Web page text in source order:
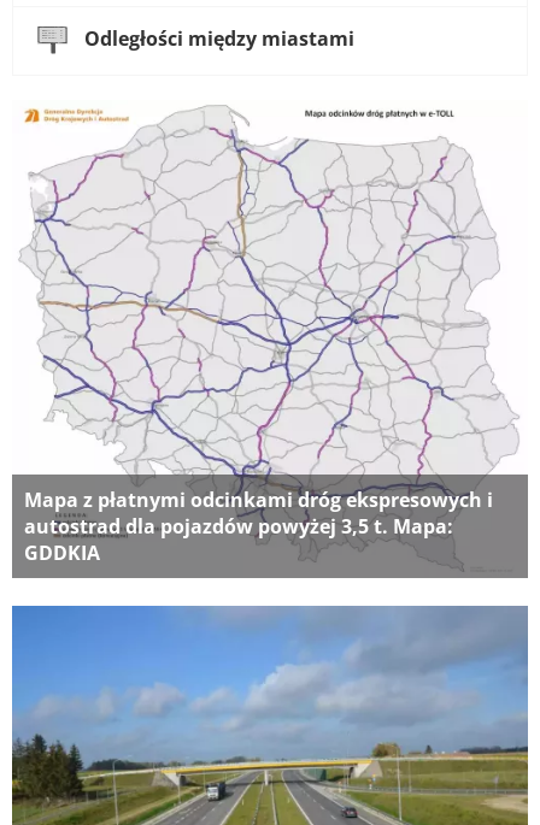
Odległości między miastami
Mapa z płatnymi odcinkami dróg ekspresowych i
autostrad dla pojazdów powyżej 3,5 t. Mapa:
GDDKIA